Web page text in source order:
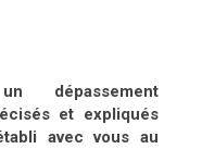
dépassement
et expliqués
avec vous au